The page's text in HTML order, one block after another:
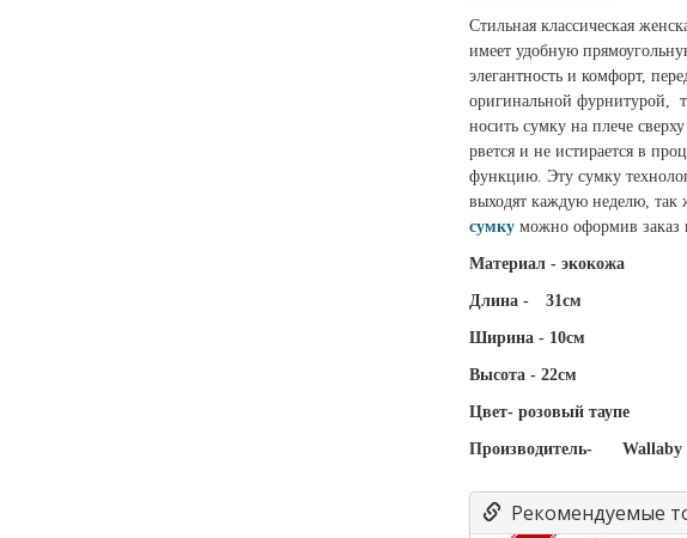
Стильная классическая
имеет удобную
элегантность и комфорт,
оригинальной фурнитурой,
носить сумку на плече
рвется и не истирается в
функцию. Эту сумку
выходят каждую неделю, так
сумку можно оформив заказ
Материал - экокожа
Длина - 31см
Ширина - 10см
Высота - 22см
Цвет- розовый таупе
Производитель- Wallaby
Рекомендуемые